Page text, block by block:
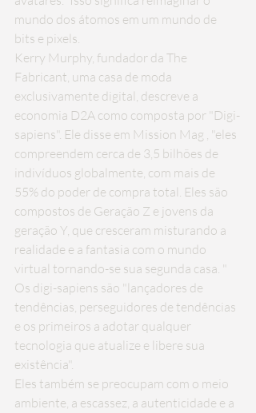
mundo dos átomos em um mundo de
bits e pixels.
Kerry Murphy, fundador da The
Fabricant, uma casa de moda
exclusivamente digital, descreve a
economia D2A como composta por "Digi-
sapiens". Ele disse em Mission Mag , "eles
compreendem cerca de 3,5 bilhões de
indivíduos globalmente, com mais de
55% do poder de compra total. Eles são
compostos de Geração Z e jovens da
geração Y, que cresceram misturando a
realidade e a fantasia com o mundo
virtual tornando-se sua segunda casa. "
Os digi-sapiens são "lançadores de
tendências, perseguidores de tendências
e os primeiros a adotar qualquer
tecnologia que atualize e libere sua
existência".
Eles também se preocupam com o meio
ambiente, a escassez, a autenticidade e a